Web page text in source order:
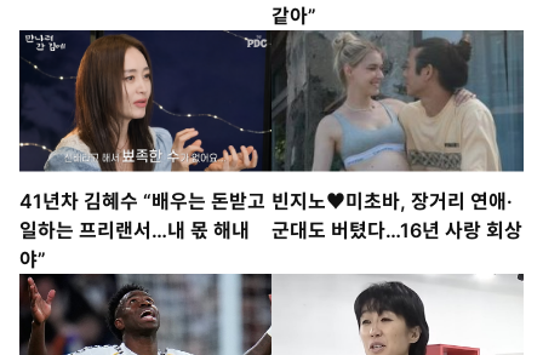
같아”
41년차 김혜수 “배우는 돈받고
일하는 프리랜서…내 몫 해내
야”
빈지노♥미초바, 장거리 연애·
군대도 버텼다…16년 사랑 회상